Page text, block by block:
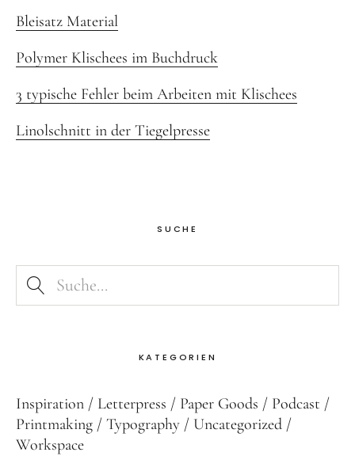
Bleisatz Material
Polymer Klischees im Buchdruck
3 typische Fehler beim Arbeiten mit Klischees
Linolschnitt in der Tiegelpresse
SUCHE
KATEGORIEN
Inspiration Letterpress Paper Goods
Podcast
Printmaking
Typography
Uncategorized
Workspace